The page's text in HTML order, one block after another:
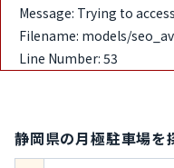
Message: Trying to
Filename: models/
Line Number: 53
静岡県の月極駐車場を